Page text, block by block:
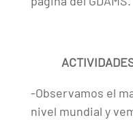
-Observamos el
nivel mundial y